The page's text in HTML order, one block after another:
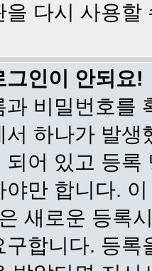
다시 사용할
그인이 안되요!
과 비밀번호를
하나가 발
되어 있고 등
야만 합니다.
새로운 등록
구합니다. 등